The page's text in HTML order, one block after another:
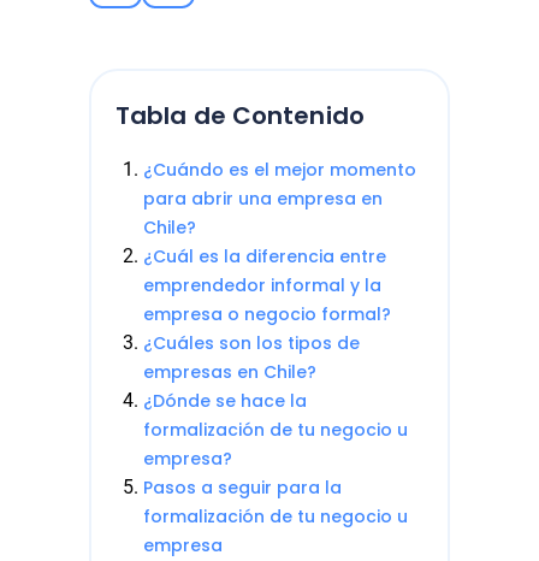
Tabla de Contenido
¿Cuándo es el mejor momento
para abrir una empresa en
Chile?
¿Cuál es la diferencia entre
emprendedor informal y la
empresa o negocio formal?
¿Cuáles son los tipos de
empresas en Chile?
¿Dónde se hace la
formalización de tu negocio u
empresa?
Pasos a seguir para la
formalización de tu negocio u
empresa